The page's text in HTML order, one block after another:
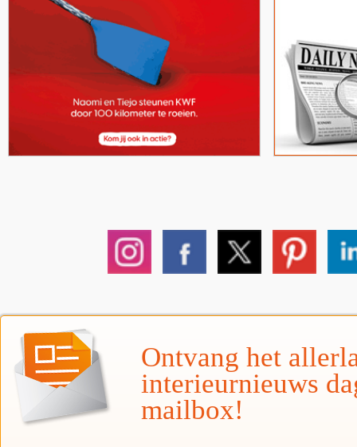
Ontvang het
interieurnieuws
mailbox!